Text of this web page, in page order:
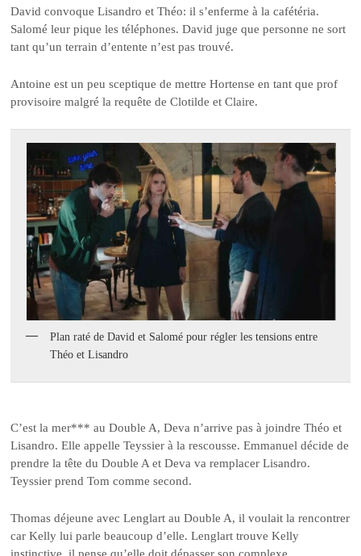
David convoque Lisandro et Théo: il s’enferme à la cafétéria.
Salomé leur pique les téléphones. David juge que personne ne sort
tant qu’un terrain d’entente n’est pas trouvé.
Antoine est un peu sceptique de mettre Hortense en tant que prof
provisoire malgré la requête de Clotilde et Claire.
Plan raté de David et Salomé pour régler les tensions entre
Théo et Lisandro
C’est la mer*** au Double A, Deva n’arrive pas à joindre Théo et
Lisandro. Elle appelle Teyssier à la rescousse. Emmanuel décide de
prendre la tête du Double A et Deva va remplacer Lisandro.
Teyssier prend Tom comme second.
Thomas déjeune avec Lenglart au Double A, il voulait la rencontrer
car Kelly lui parle beaucoup d’elle. Lenglart trouve Kelly